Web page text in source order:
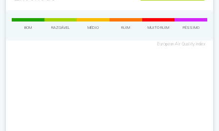
BOM RAZOÁVEL MÉDIO RUIM MUITO RUIM PÉSSIMO
European Air Quality Index